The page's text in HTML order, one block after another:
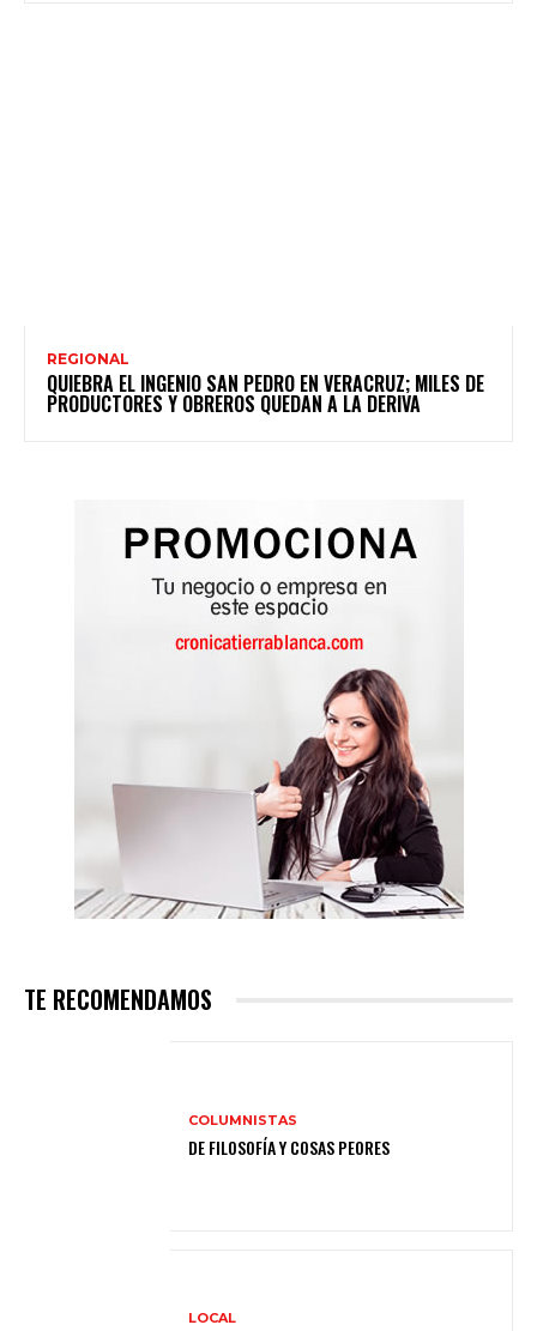
REGIONAL
QUIEBRA EL INGENIO SAN PEDRO EN VERACRUZ; MILES DE
PRODUCTORES Y OBREROS QUEDAN A LA DERIVA
TE RECOMENDAMOS
COLUMNISTAS
DE FILOSOFÍA Y COSAS PEORES
LOCAL